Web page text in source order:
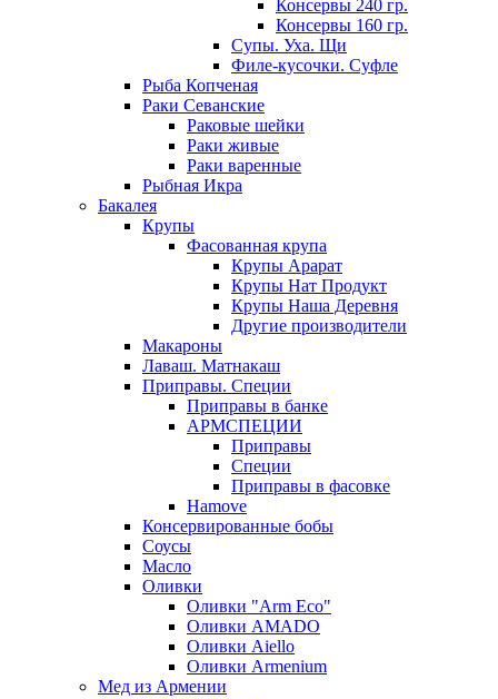
Консервы 240 гр.
Консервы 160 гр.
Супы. Уха. Щи
Филе-кусочки. Суфле
Рыба Копченая
Раки Севанские
Раковые шейки
Раки живые
Раки варенные
Рыбная Икра
Бакалея
Крупы
Фасованная крупа
Крупы Арарат
Крупы Нат Продукт
Крупы Наша Деревня
Другие производители
Макароны
Лаваш. Матнакаш
Приправы. Специи
Приправы в банке
АРМСПЕЦИИ
Приправы
Специи
Приправы в фасовке
Hamove
Консервированные бобы
Соусы
Масло
Оливки
Оливки "Arm Eco"
Оливки AMADO
Оливки Aiello
Оливки Armenium
Мед из Армении